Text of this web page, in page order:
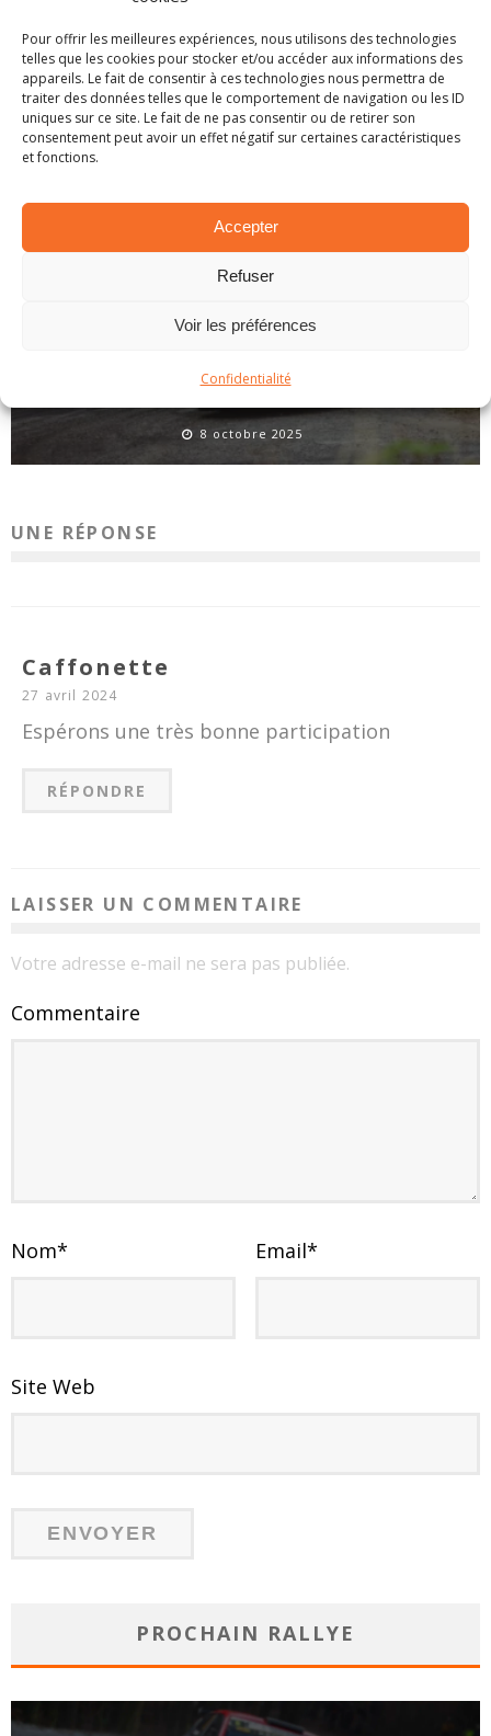
Pour offrir les meilleures expériences, nous utilisons des technologies
telles que les cookies pour stocker et/ou accéder aux informations des
appareils. Le fait de consentir à ces technologies nous permettra de
traiter des données telles que le comportement de navigation ou les ID
uniques sur ce site. Le fait de ne pas consentir ou de retirer son
consentement peut avoir un effet négatif sur certaines caractéristiques
et fonctions.
Accepter
Refuser
Voir les préférences
Confidentialité
SPA 2025 – PRÉSENTATION DE L’ÉPREUVE
26 novembre 2025
8 octobre 2025
UNE RÉPONSE
Caffonette
27 avril 2024
Espérons une très bonne participation
RÉPONDRE
LAISSER UN COMMENTAIRE
Votre adresse e-mail ne sera pas publiée.
Commentaire
Nom* Email*
Site Web
PROCHAIN RALLYE